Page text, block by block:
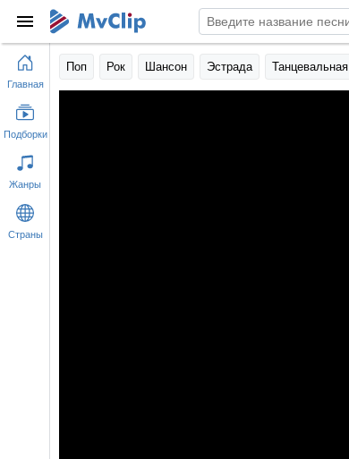
Поп Рок Шансон Эстрада Танцевальная
Главная
Подборки
Жанры
Страны